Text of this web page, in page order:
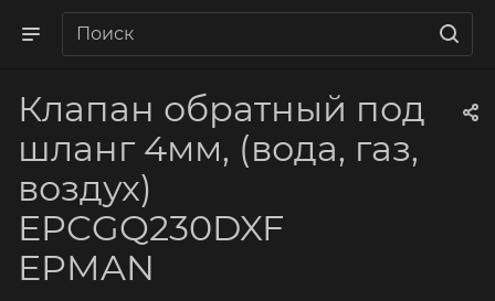
Клапан обратный под
шланг 4мм, (вода, газ,
воздух)
EPCGQ230DXF
EPMAN